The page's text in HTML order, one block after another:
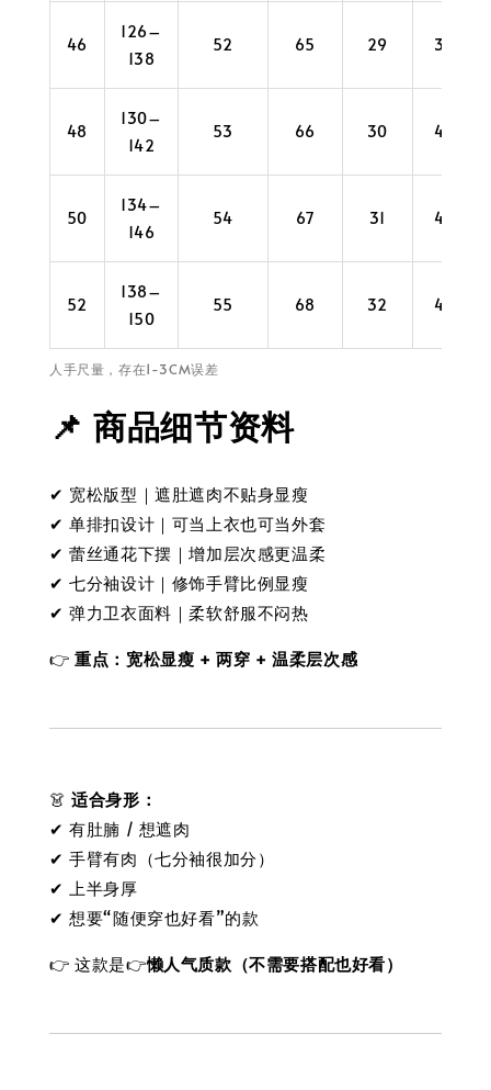
46
126–
138
52 65 29 38
48
130–
142
53 66 30 40
50
134–
146
54 67 31 42
52
138–
150
55 68 32 44
人手尺量，存在1-3CM误差
📌 商品细节资料
✔ 宽松版型｜遮肚遮肉不贴身显瘦
✔ 单排扣设计｜可当上衣也可当外套
✔ 蕾丝通花下摆｜增加层次感更温柔
✔ 七分袖设计｜修饰手臂比例显瘦
✔ 弹力卫衣面料｜柔软舒服不闷热
👉重点：宽松显瘦 + 两穿 + 温柔层次感
👗适合身形：
✔ 有肚腩 / 想遮肉
✔ 手臂有肉（七分袖很加分）
✔ 上半身厚
✔ 想要“随便穿也好看”的款
👉 这款是👉懒人气质款（不需要搭配也好看）